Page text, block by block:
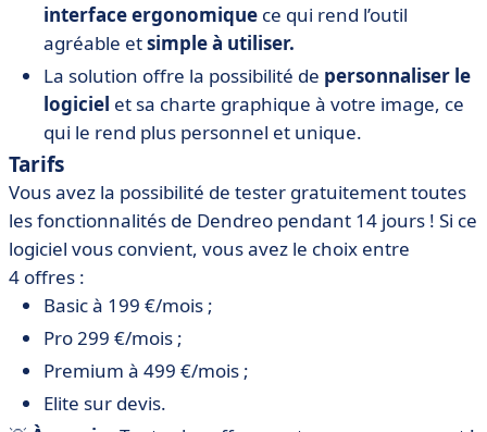
interface ergonomique ce qui rend l’outil
agréable etsimple à utiliser.
La solution offre la possibilité de personnaliser le
logiciel et sa charte graphique à votre image, ce
qui le rend plus personnel et unique.
Tarifs
Vous avez la possibilité de tester gratuitement toutes
les fonctionnalités de Dendreo pendant 14 jours ! Si ce
logiciel vous convient, vous avez le choix entre
4 offres :
Basic à 199 €/mois ;
Pro 299 €/mois ;
Premium à 499 €/mois ;
Elite sur devis.